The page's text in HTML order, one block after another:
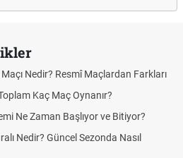
Maçı Nedir? Resmî Maçlardan Farkları
Kaç Maç Oynanır?
Ne Zaman Başlıyor ve Bitiyor?
Nedir? Güncel Sezonda Nasıl